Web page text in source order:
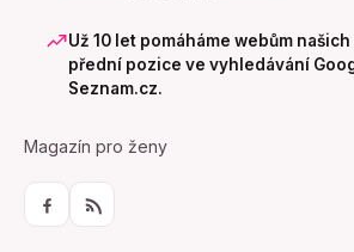
Už 10 let pomáháme webům
přední pozice ve vyhledávání
Seznam.cz.
Magazín pro ženy